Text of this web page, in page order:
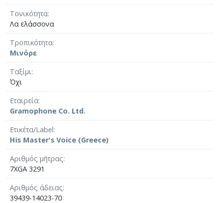
Τονικότητα
Λα ελάσσονα
Τροπικότητα
Μινόρε
Ταξίμι
Όχι
Εταιρεία
Gramophone Co. Ltd.
Ετικέτα/Label
His Master's Voice (Greece)
Αριθμός μήτρας
7XGA 3291
Αριθμός άδειας
39439-14023-70